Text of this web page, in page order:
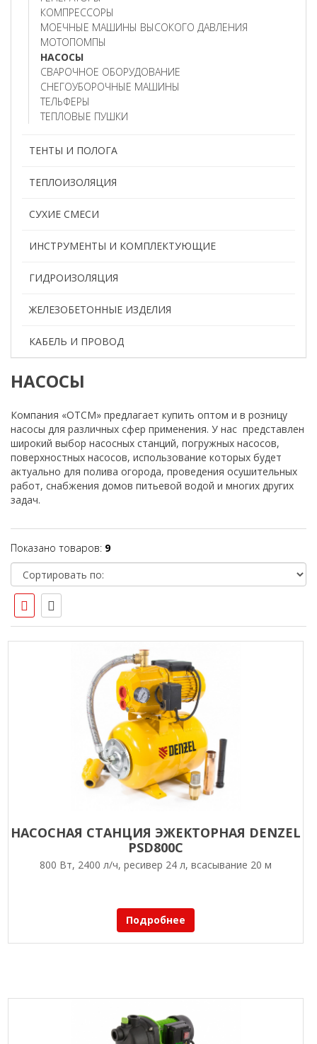
КОМПРЕССОРЫ
МОЕЧНЫЕ МАШИНЫ ВЫСОКОГО ДАВЛЕНИЯ
МОТОПОМПЫ
НАСОСЫ
СВАРОЧНОЕ ОБОРУДОВАНИЕ
СНЕГОУБОРОЧНЫЕ МАШИНЫ
ТЕЛЬФЕРЫ
ТЕПЛОВЫЕ ПУШКИ
ТЕНТЫ И ПОЛОГА
ТЕПЛОИЗОЛЯЦИЯ
СУХИЕ СМЕСИ
ИНСТРУМЕНТЫ И КОМПЛЕКТУЮЩИЕ
ГИДРОИЗОЛЯЦИЯ
ЖЕЛЕЗОБЕТОННЫЕ ИЗДЕЛИЯ
КАБЕЛЬ И ПРОВОД
НАСОСЫ
Компания «ОТСМ» предлагает купить оптом и в розницу
насосы для различных сфер применения. У нас представлен
широкий выбор насосных станций, погружных насосов,
поверхностных насосов, использование которых будет
актуально для полива огорода, проведения осушительных
работ, снабжения домов питьевой водой и многих других
задач.
Показано товаров: 9
НАСОСНАЯ СТАНЦИЯ ЭЖЕКТОРНАЯ DENZEL
PSD800C
800 Вт, 2400 л/ч, ресивер 24 л, всасывание 20 м
Подробнее